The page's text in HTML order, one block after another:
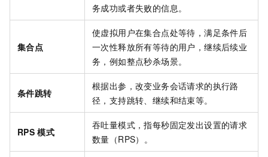
务成功或者失败的信息。
集合点
使虚拟用户在集合点处等待，满足条件后
一次性释放所有等待的用户，继续后续业
务，例如整点秒杀场景。
条件跳转
根据出参，改变业务会话请求的执行路
径，支持跳转、继续和结束等。
RPS 模式
吞吐量模式，指每秒固定发出设置的请求
数量（RPS）。